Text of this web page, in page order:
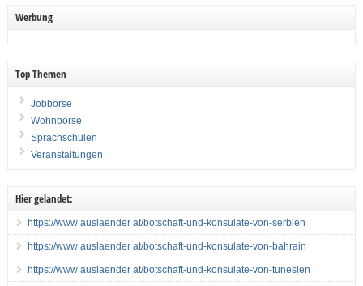
Werbung
Top Themen
Jobbörse
Wohnbörse
Sprachschulen
Veranstaltungen
Hier gelandet:
https://www auslaender at/botschaft-und-konsulate-von-serbien
https://www auslaender at/botschaft-und-konsulate-von-bahrain
https://www auslaender at/botschaft-und-konsulate-von-tunesien